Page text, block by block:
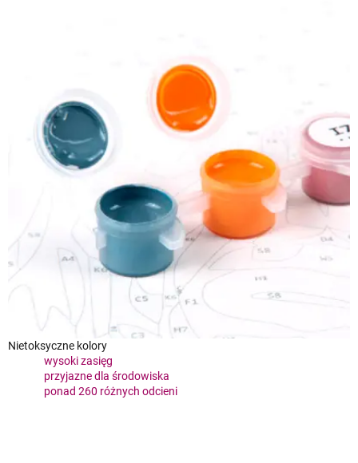
Nietoksyczne kolory
wysoki zasięg
przyjazne dla środowiska
ponad 260 różnych odcieni